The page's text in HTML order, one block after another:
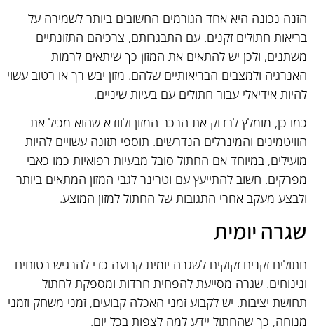
הזנה נכונה היא אחד הגורמים החשובים ביותר לשמירה על
בריאות חתולים זקנים. עם התבגרותם, צרכיהם התזונתיים
משתנים, ולכן יש להתאים את המזון כך שיתאים לרמות
האנרגיה ולמצבים הבריאותיים שלהם. מזון יבש רך או רטוב עשוי
להיות אידיאלי עבור חתולים עם בעיות שיניים.
כמו כן, מומלץ לבדוק את הרכב המזון ולוודא שהוא מכיל את
הוויטמינים והמינרלים הנדרשים. תוספי תזונה עשויים להיות
מועילים, במיוחד אם החתול סובל מבעיות רפואיות כמו כאבי
מפרקים. חשוב להתייעץ עם וטרינר לגבי המזון המתאים ביותר
ולבצע מעקב אחרי התגובות של החתול למזון המוצע.
שגרה יומית
חתולים זקנים זקוקים לשגרה יומית קבועה כדי להרגיש בטוחים
ונינוחים. שגרה מסייעת להפחית חרדות ומספקת לחתול
תחושת יציבות. יש לקבוע זמני האכלה קבועים, זמני משחק וזמני
מנוחה, כך שהחתול יידע למה לצפות בכל יום.